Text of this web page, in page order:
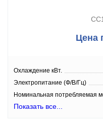
Цена
Охлаждение кВт.
Электропитание (Ф/В/Гц)
Номинальная потребляемая
Показать все...